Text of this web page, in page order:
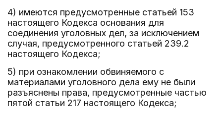
4) имеются предусмотренные статьей 153
настоящего Кодекса основания для
соединения уголовных дел, за исключением
случая, предусмотренного статьей 239.2
настоящего Кодекса;
5) при ознакомлении обвиняемого с
материалами уголовного дела ему не были
разъяснены права, предусмотренные частью
пятой статьи 217 настоящего Кодекса;